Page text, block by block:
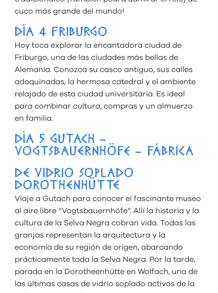
cuco más grande del mundo!
DÍA 4 FRIBURGO
Hoy toca explorar la encantadora ciudad de
Friburgo, una de las ciudades más bellas de
Alemania. Conozca su casco antiguo, sus calles
adoquinadas, la hermosa catedral y el ambiente
relajado de esta ciudad universitaria. Es ideal
para combinar cultura, compras y un almuerzo
en familia.
DÍA 5 GUTACH –
VOGTSBAUERNHÖFE – FÁBRICA
DE VIDRIO SOPLADO
DOROTHENHÜTTE
Viaje a Gutach para conocer el fascinante museo
al aire libre “Vogtsbauernhöfe”. Allí la historia y la
cultura de la Selva Negra cobran vida. Todas las
granjas representan la arquitectura y la
economía de su región de origen, abarcando
prácticamente toda la Selva Negra. Por la tarde,
parada en la Dorotheenhütte en Wolfach, una de
las últimas casas de vidrio soplado activas de la